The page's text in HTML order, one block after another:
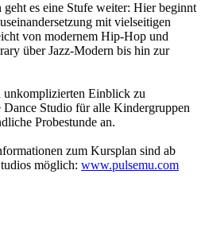
es eine Stufe weiter: Hier beginnt
mit vielseitigen
von modernem Hip-Hop und
über Jazz-Modern bis hin zur
unkomplizierten Einblick zu
Dance Studio für alle Kindergruppen
Probestunde an.
zum Kursplan sind ab
möglich: www.pulsemu.com